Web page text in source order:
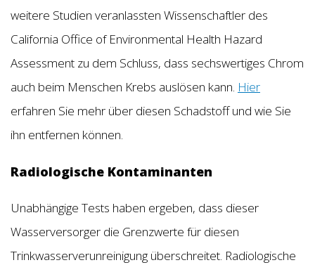
weitere Studien veranlassten Wissenschaftler des
California Office of Environmental Health Hazard
Assessment zu dem Schluss, dass sechswertiges Chrom
auch beim Menschen Krebs auslösen kann. Hier
erfahren Sie mehr über diesen Schadstoff und wie Sie
ihn entfernen können.
Radiologische Kontaminanten
Unabhängige Tests haben ergeben, dass dieser
Wasserversorger die Grenzwerte für diesen
Trinkwasserverunreinigung überschreitet. Radiologische